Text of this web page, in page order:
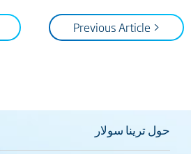
< Previous Article
حول ترينا سولار